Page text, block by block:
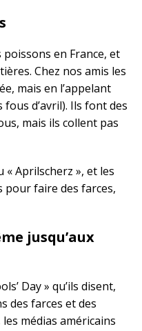
poissons en France, et
Chez nos amis les
mais en l’appelant
fous d’avril). Ils font des
mais ils collent pas
« Aprilscherz », et les
pour faire des farces,
jusqu’aux
Day » qu’ils disent,
des farces et des
médias américains